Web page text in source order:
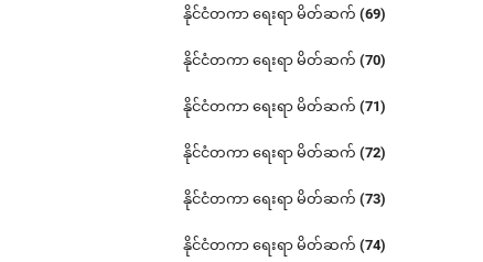
နိုင်ငံတကာ ရေးရာ မိတ်ဆက် (69)
နိုင်ငံတကာ ရေးရာ မိတ်ဆက် (70)
နိုင်ငံတကာ ရေးရာ မိတ်ဆက် (71)
နိုင်ငံတကာ ရေးရာ မိတ်ဆက် (72)
နိုင်ငံတကာ ရေးရာ မိတ်ဆက် (73)
နိုင်ငံတကာ ရေးရာ မိတ်ဆက် (74)